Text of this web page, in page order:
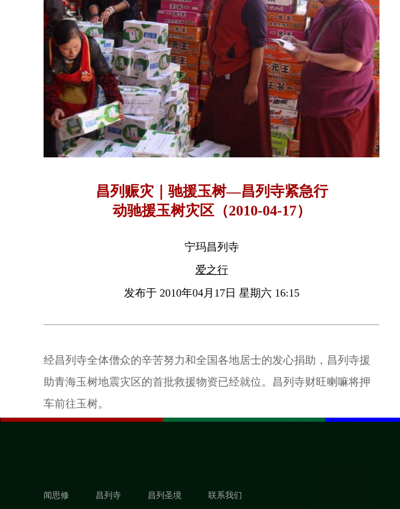
昌列赈灾｜驰援玉树—昌列寺紧急行
动驰援玉树灾区（2010-04-17）
宁玛昌列寺
爱之行
发布于 2010年04月17日 星期六 16:15
经昌列寺全体僧众的辛苦努力和全国各地居士的发心捐助，昌列寺援
助青海玉树地震灾区的首批救援物资已经就位。昌列寺财旺喇嘛将押
车前往玉树。
闻思修 昌列寺 昌列圣境 联系我们